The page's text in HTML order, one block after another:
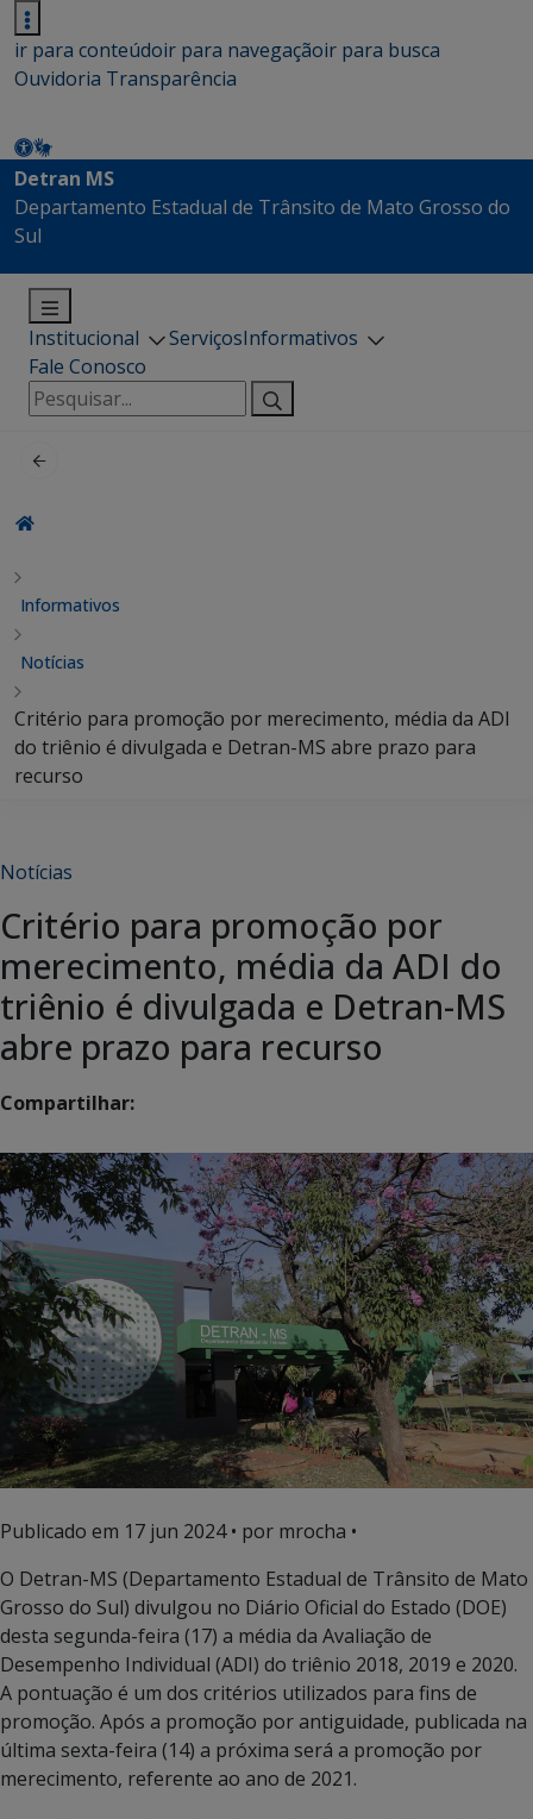
ir para conteúdoir para navegaçãoir para busca
Ouvidoria Transparência
Detran MS
Departamento Estadual de Trânsito de Mato Grosso do
Sul
Institucional ServiçosInformativos
Fale Conosco
Pesquisar
por:
Informativos
Notícias
Critério para promoção por merecimento, média da ADI
do triênio é divulgada e Detran-MS abre prazo para
recurso
Notícias
Critério para promoção por
merecimento, média da ADI do
triênio é divulgada e Detran-MS
abre prazo para recurso
Compartilhar:
Publicado em 17 jun 2024• por mrocha •
O Detran-MS (Departamento Estadual de Trânsito de Mato
Grosso do Sul) divulgou no Diário Oficial do Estado (DOE)
desta segunda-feira (17) a média da Avaliação de
Desempenho Individual (ADI) do triênio 2018, 2019 e 2020.
A pontuação é um dos critérios utilizados para fins de
promoção. Após a promoção por antiguidade, publicada na
última sexta-feira (14) a próxima será a promoção por
merecimento, referente ao ano de 2021.